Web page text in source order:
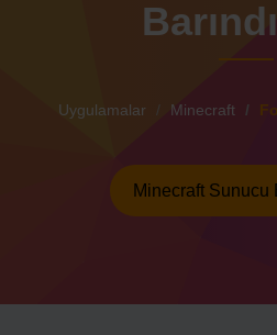
Uygulamalar Minecraft
Minecraft Sunucu